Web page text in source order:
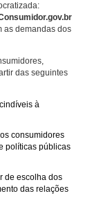
as demandas dos
das seguintes
à
consumidores
políticas públicas
de escolha dos
das relações